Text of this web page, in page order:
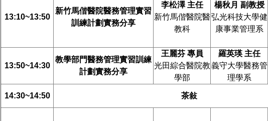
13:10~13:50
新竹馬偕醫院醫務管理實習
訓練計劃實務分享
李松澤 主任
新竹馬偕醫院醫
教科
楊秋月 副教授
弘光科技大學健
康事業管理系
13:50~14:30
教學部門醫務管理實習訓練
計劃實務分享
王麗芬 專員
光田綜合醫院教
學部
羅英瑛 主任
義守大學醫務管
理學系
14:30~14:50 茶敍